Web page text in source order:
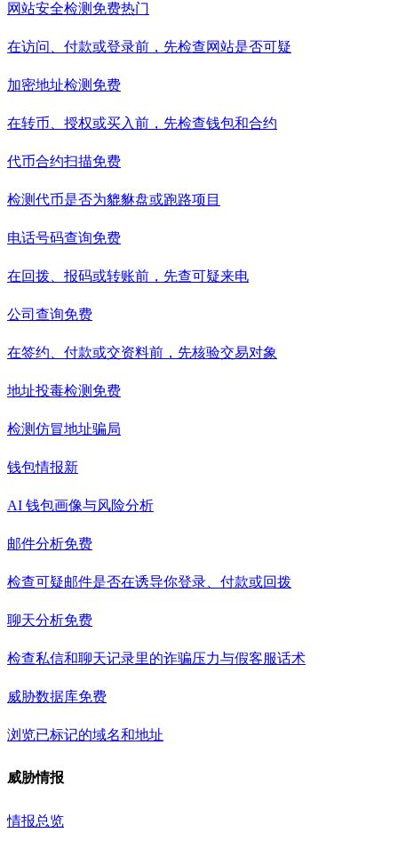
网站安全检测 免费热门
在访问、付款或登录前，先检查网站是否可疑
加密地址检测 免费
在转币、授权或买入前，先检查钱包和合约
代币合约扫描免费
检测代币是否为貔貅盘或跑路项目
电话号码查询免费
在回拨、报码或转账前，先查可疑来电
公司查询免费
在签约、付款或交资料前，先核验交易对象
地址投毒检测 免费
检测仿冒地址骗局
钱包情报新
AI 钱包画像与风险分析
邮件分析免费
检查可疑邮件是否在诱导你登录、付款或回拨
聊天分析免费
检查私信和聊天记录里的诈骗压力与假客服话术
威胁数据库免费
浏览已标记的域名和地址
威胁情报
情报总览